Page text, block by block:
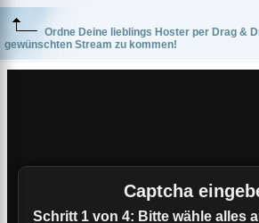
Ordne Deine lieblings Hoster per Drag &
gewünschten Stream zu kommen!